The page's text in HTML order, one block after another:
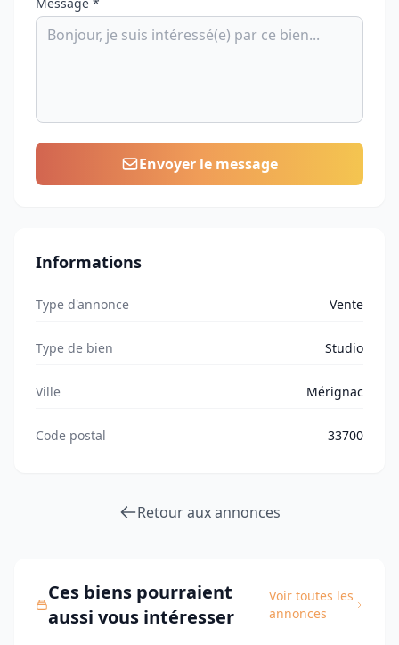
Envoyer le message
Informations
Type d'annonce Vente
Type de bien Studio
Ville Mérignac
Code postal 33700
Retour aux annonces
Ces biens pourraient
aussi vous intéresser
Voir toutes les
annonces